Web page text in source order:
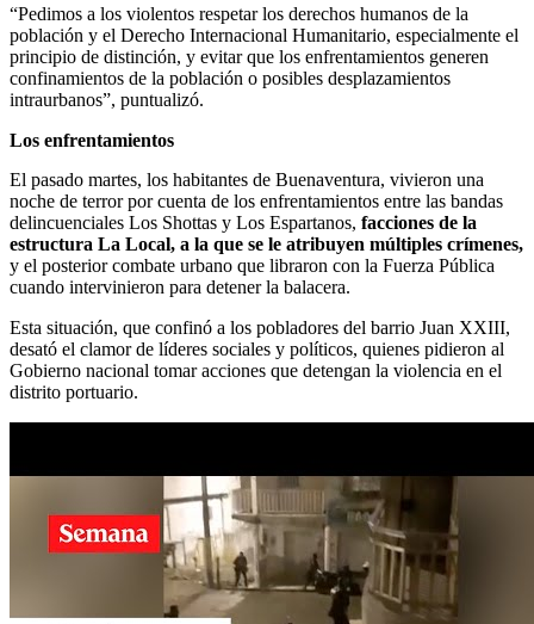
“Pedimos a los violentos respetar los derechos humanos de la
población y el Derecho Internacional Humanitario, especialmente el
principio de distinción, y evitar que los enfrentamientos generen
confinamientos de la población o posibles desplazamientos
intraurbanos”, puntualizó.
Los enfrentamientos
El pasado martes, los habitantes de Buenaventura, vivieron una
noche de terror por cuenta de los enfrentamientos entre las bandas
delincuenciales Los Shottas y Los Espartanos, facciones de la
estructura La Local, a la que se le atribuyen múltiples crímenes,
y el posterior combate urbano que libraron con la Fuerza Pública
cuando intervinieron para detener la balacera.
Esta situación, que confinó a los pobladores del barrio Juan XXIII,
desató el clamor de líderes sociales y políticos, quienes pidieron al
Gobierno nacional tomar acciones que detengan la violencia en el
distrito portuario.